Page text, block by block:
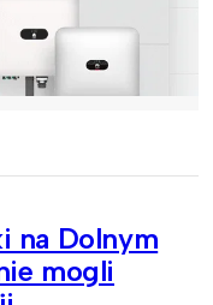
na Dolnym
mogli